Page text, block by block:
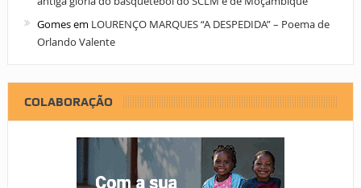
Gomesem LOURENÇO MARQUES “A DESPEDIDA” – Poema de
Orlando Valente
COLABORAÇÃO